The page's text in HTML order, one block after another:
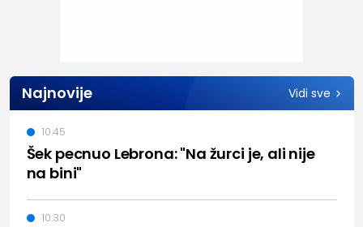
Najnovije Vidi sve
Šek pecnuo Lebrona: "Na žurci je, ali nije
na bini"
10:45
10:30